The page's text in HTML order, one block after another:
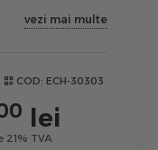
vezi mai multe
COD: ECH-30303
lei
21% TVA